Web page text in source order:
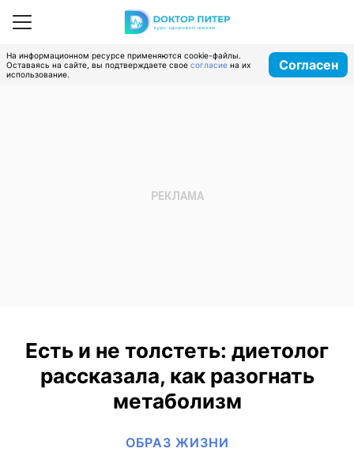
На информационном ресурсе применяются cookie-файлы.
Оставаясь на сайте, вы подтверждаете свое согласие на их
использование.
Согласен
Есть и не толстеть: диетолог
рассказала, как разогнать
метаболизм
ОБРАЗ ЖИЗНИ